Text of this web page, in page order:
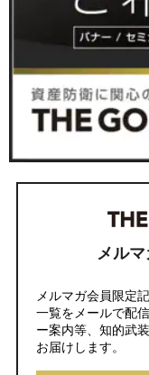
メル
メルマガ会員限定
一覧をメールで配
ー案内等、知的武
お届けします。